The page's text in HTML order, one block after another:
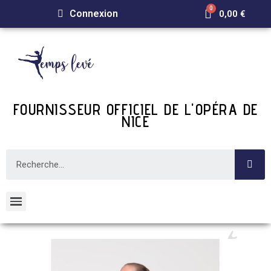
Connexion 0,00 €
FOURNISSEUR OFFICIEL DE L'OPÉRA DE
NICE